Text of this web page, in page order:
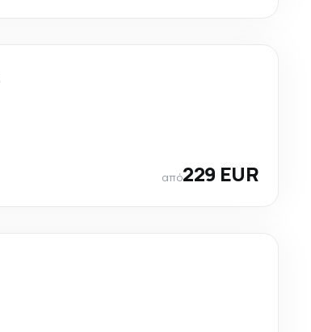
από229 EUR